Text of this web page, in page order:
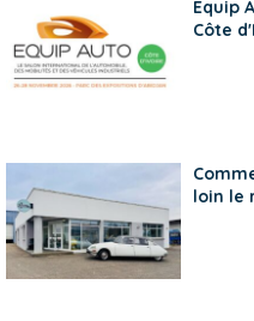
Equip
Côte
loin le